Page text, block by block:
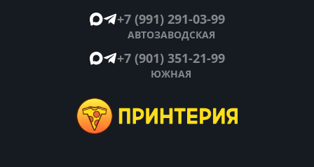
+7 (991) 291-03-99
АВТОЗАВОДСКАЯ
+7 (901) 351-21-99
ЮЖНАЯ